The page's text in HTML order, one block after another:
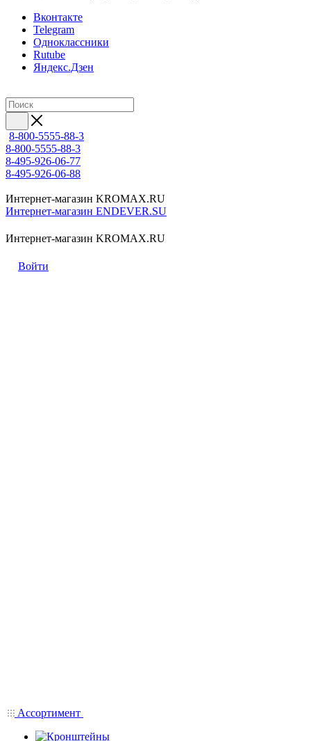
Вконтакте
Telegram
Одноклассники
Rutube
Яндекс.Дзен
8-800-5555-88-3
8-800-5555-88-3
8-495-926-06-77
8-495-926-06-88
Интернет-магазин KROMAX.RU
Интернет-магазин ENDEVER.SU
Интернет-магазин KROMAX.RU
Войти
Ассортимент